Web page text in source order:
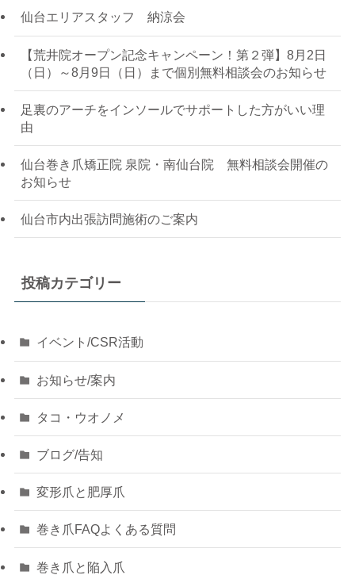
仙台エリアスタッフ 納涼会
【荒井院オープン記念キャンペーン！第２弾】8月2日
（日）～8月9日（日）まで個別無料相談会のお知らせ
足裏のアーチをインソールでサポートした方がいい理
由
仙台巻き爪矯正院 泉院・南仙台院 無料相談会開催の
お知らせ
仙台市内出張訪問施術のご案内
投稿カテゴリー
イベント/CSR活動
お知らせ/案内
タコ・ウオノメ
ブログ/告知
変形爪と肥厚爪
巻き爪FAQよくある質問
巻き爪と陥入爪